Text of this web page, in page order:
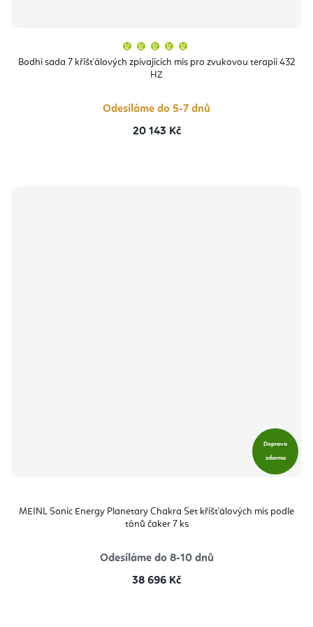
Bodhi sada 7 křišťálových zpívajících mís pro zvukovou terapii 432
HZ
produktu
je
hvězdiček.
Odesíláme do 5-7 dnů
20 143 Kč
Doprava
zdarma
MEINL Sonic Energy Planetary Chakra Set křišťálových mís podle
tónů čaker 7 ks
Odesíláme do 8-10 dnů
38 696 Kč